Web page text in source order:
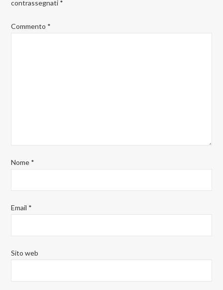
contrassegnati *
Commento *
Nome *
Email *
Sito web